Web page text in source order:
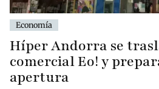
Economía
Híper Andorra se
comercial Eo! y
apertura